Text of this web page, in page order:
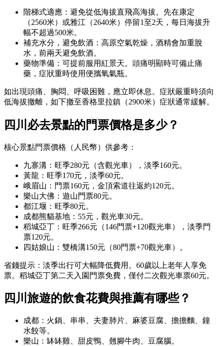
階梯式適應：避免從低海拔直飛高海拔。先在康定
（2560米）或雅江（2640米）停留1至2天，每日海拔升
幅不超過500米。
補充水分，避免飲酒：高原空氣乾燥，酒精會加重脫
水，前兩天避免飲酒。
藥物準備：可提前服用紅景天。頭痛明顯時可備止痛
藥，症狀重時使用便攜氧氣瓶。
如出現頭痛、胸悶、呼吸困難，應立即休息。症狀嚴重時須向
低海拔撤離，如下撤至香格里拉鎮（2900米）症狀通常緩解。
四川必去景點的門票價格是多少？
核心景點門票價格（人民幣）供參考：
九寨溝：旺季280元（含觀光車），淡季160元。
黃龍：旺季170元，淡季60元。
峨眉山：門票160元，金頂索道往返約120元。
樂山大佛：遊山門票80元。
都江堰：旺季80元。
成都熊貓基地：55元，觀光車30元。
稻城亞丁：旺季266元（146門票+120觀光車），淡季門
票120元。
四姑娘山：雙橋溝150元（80門票+70觀光車）。
省錢提示：淡季出行可大幅降低費用。60歲以上老年人享免
票。稻城亞丁第二天入園門票免費，僅付二次觀光車票60元。
四川旅遊的飲食花費與推薦有哪些？
成都：火鍋、串串、夫妻肺片、麻婆豆腐、擔擔麵、鐘
水餃等。
樂山：缽缽雞、甜皮鴨、翹腳牛肉、豆腐腦。